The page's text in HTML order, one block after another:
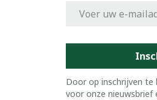
Door op inschrijven te
voor onze